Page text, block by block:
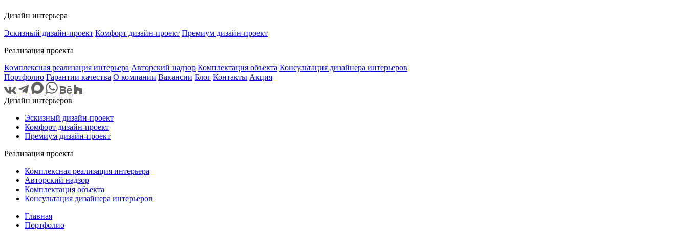
Дизайн интерьера
Эскизный дизайн-проект Комфорт дизайн-проект Премиум дизайн-проект
Реализация проекта
Комплексная реализация интерьера Авторский надзор Комплектация объекта Консультация дизайнера интерьеров
Портфолио Гарантии качества О компании Вакансии Блог Контакты Акция
Дизайн интерьеров
Эскизный дизайн-проект
Комфорт дизайн-проект
Премиум дизайн-проект
Реализация проекта
Комплексная реализация интерьера
Авторский надзор
Комплектация объекта
Консультация дизайнера интерьеров
Главная
Портфолио